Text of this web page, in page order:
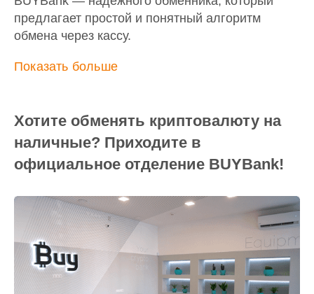
Хотите обменять криптовалюту на
наличные? Приходите в
официальное отделение BUYBank!
предлагает простой и понятный алгоритм
обмена через кассу.
Показать больше